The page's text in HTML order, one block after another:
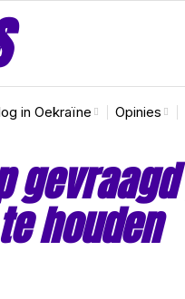
in Oekraïne Opinies
houden